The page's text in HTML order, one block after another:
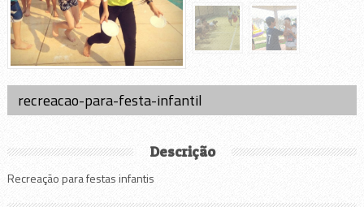
recreacao-para-festa-infantil
Descrição
Recreação para festas infantis